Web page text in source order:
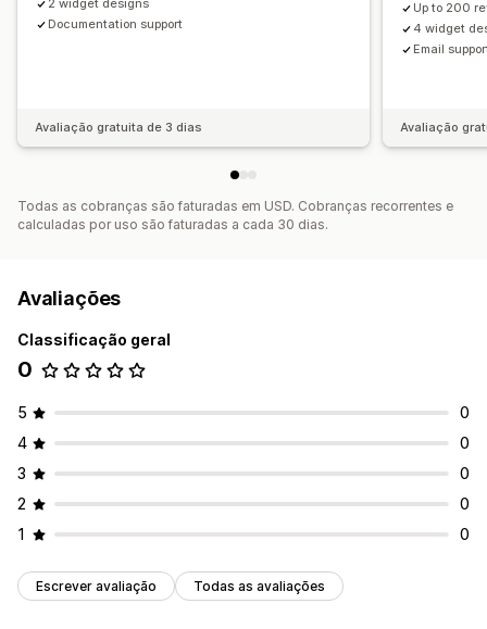
2 widget designs
Documentation support
Avaliação gratuita de 3 dias
Up to 200
4 widget
Email
Avaliação
Todas as cobranças são faturadas em USD. Cobranças recorrentes e
calculadas por uso são faturadas a cada 30 dias.
Avaliações
Classificação geral
0
5
0
4
0
3
0
2
0
1
0
Escrever avaliação Todas as avaliações